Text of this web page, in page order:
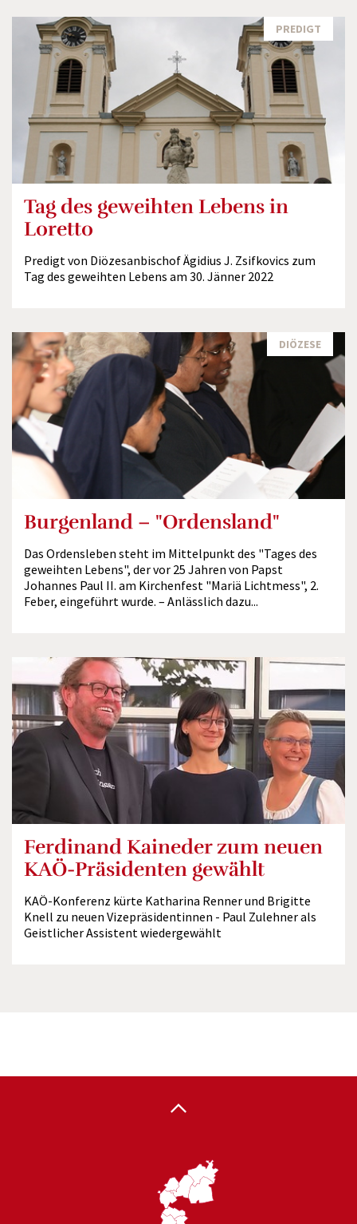
PREDIGT
Tag des geweihten Lebens in
Loretto
Predigt von Diözesanbischof Ägidius J. Zsifkovics zum
Tag des geweihten Lebens am 30. Jänner 2022
DIÖZESE
Burgenland – "Ordensland"
Das Ordensleben steht im Mittelpunkt des "Tages des
geweihten Lebens", der vor 25 Jahren von Papst
Johannes Paul II. am Kirchenfest "Mariä Lichtmess", 2.
Feber, eingeführt wurde. – Anlässlich dazu...
Ferdinand Kaineder zum neuen
KAÖ-Präsidenten gewählt
KAÖ-Konferenz kürte Katharina Renner und Brigitte
Knell zu neuen Vizepräsidentinnen - Paul Zulehner als
Geistlicher Assistent wiedergewählt